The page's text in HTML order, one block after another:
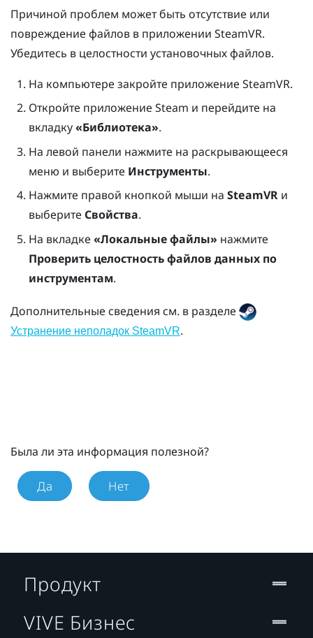
Причиной проблем может быть отсутствие или
повреждение файлов в приложении SteamVR.
Убедитесь в целостности установочных файлов.
На компьютере закройте приложение SteamVR.
Откройте приложение Steam и перейдите на
вкладку«Библиотека».
На левой панели нажмите на раскрывающееся
меню и выберите Инструменты.
Нажмите правой кнопкой мыши на SteamVRи
выберите Свойства.
На вкладке «Локальные файлы» нажмите
Проверить целостность файлов данных по
инструментам.
Дополнительные сведения см. в разделе
Устранение неполадок SteamVR.
Была ли эта информация полезной?
Да Нет
Продукт
VIVE Бизнес